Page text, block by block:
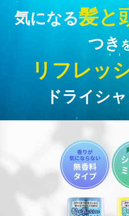
気になる髪と
つき
リフレッ
ドライシ